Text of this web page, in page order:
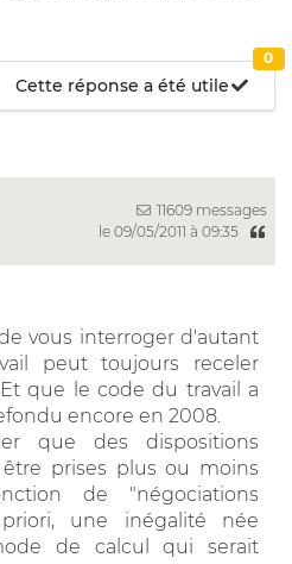
Cette réponse a été utile
0
11609 messages
le 09/05/2011 à 09:35
vous interroger d'autant
peut toujours receler
que le code du travail a
encore en 2008.
que des dispositions
prises plus ou moins
de "négociations
une inégalité née
de calcul qui serait